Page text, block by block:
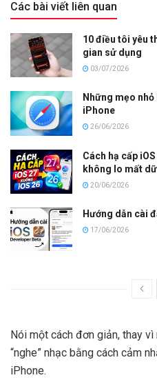
Các bài viết liên quan
10 điều tôi yêu
gian sử dụng
03/07/2026
Những mẹo
iPhone
26/06/2026
Cách hạ cấp
không lo mất
20/06/2026
Hướng dẫn cài
17/06/2026
Nói một cách đơn giản, thay
“nghe” nhạc bằng cách cảm
iPhone.